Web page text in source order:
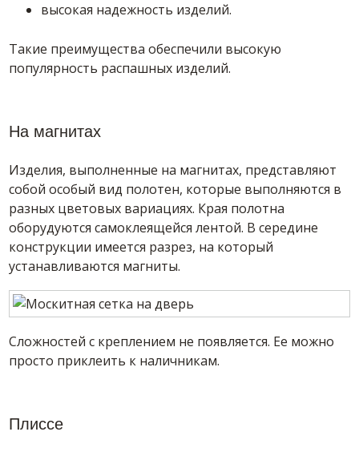
высокая надежность изделий.
Такие преимущества обеспечили высокую
популярность распашных изделий.
На магнитах
Изделия, выполненные на магнитах, представляют
собой особый вид полотен, которые выполняются в
разных цветовых вариациях. Края полотна
оборудуются самоклеящейся лентой. В середине
конструкции имеется разрез, на который
устанавливаются магниты.
Сложностей с креплением не появляется. Ее можно
просто приклеить к наличникам.
Плиссе